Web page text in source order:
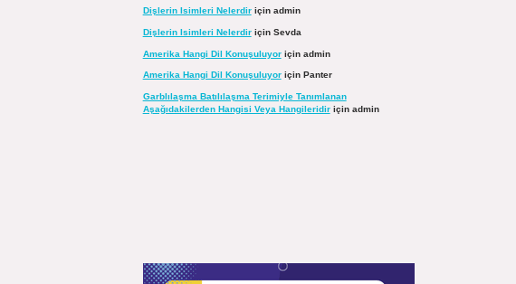
Dişlerin Isimleri Nelerdiriçin admin
Dişlerin Isimleri Nelerdiriçin Sevda
Amerika Hangi Dil Konuşuluyoriçin admin
Amerika Hangi Dil Konuşuluyoriçin Panter
Garblılaşma Batılılaşma Terimiyle Tanımlanan
Aşağıdakilerden Hangisi Veya Hangileridiriçin admin